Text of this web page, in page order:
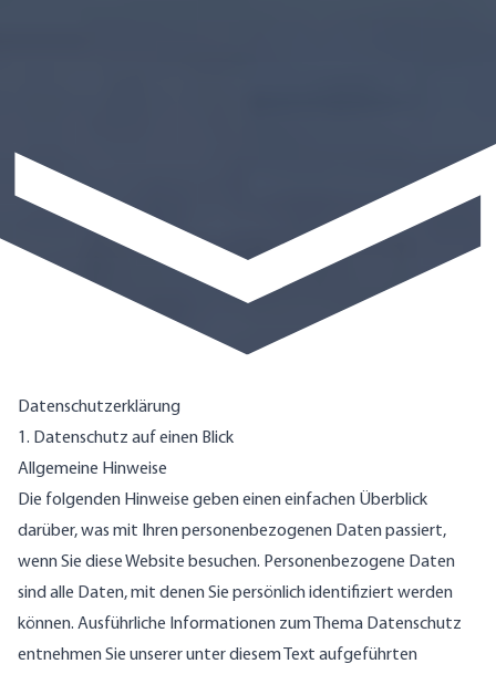
Datenschutzerklärung
1. Datenschutz auf einen Blick
Allgemeine Hinweise
Die folgenden Hinweise geben einen einfachen Überblick
darüber, was mit Ihren personenbezogenen Daten passiert,
wenn Sie diese Website besuchen. Personenbezogene Daten
sind alle Daten, mit denen Sie persönlich identifiziert werden
können. Ausführliche Informationen zum Thema Datenschutz
entnehmen Sie unserer unter diesem Text aufgeführten